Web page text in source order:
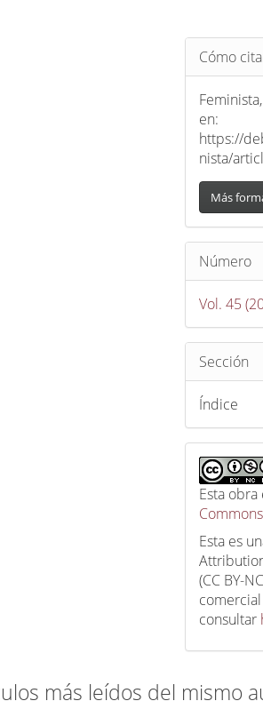
Detalles
del
artículo
Cómo
en:
https://
nista/
Más
Número
Vol. 45
Sección
Índice
Esta
Esta es
(CC BY-
consultar
más leídos del mismo